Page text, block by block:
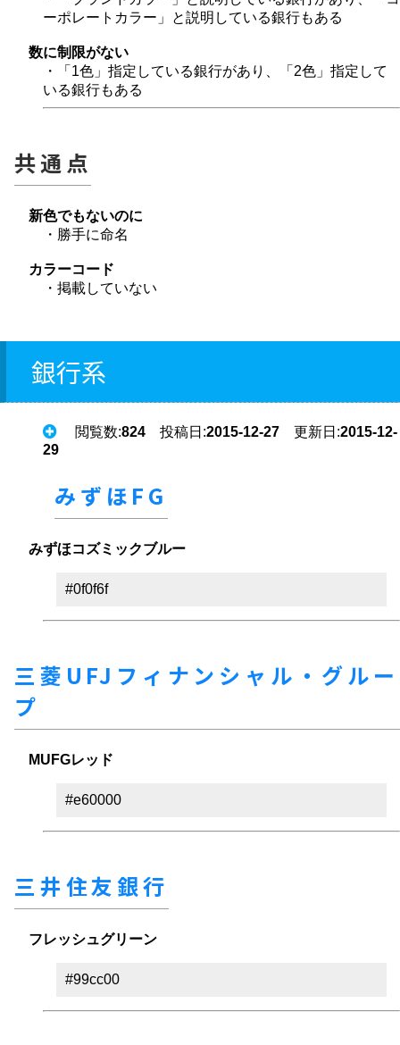
ーポレートカラー」と説明している銀行もある
数に制限がない
・「1色」指定している銀行があり、「2色」指定して
いる銀行もある
共通点
新色でもないのに
・勝手に命名
カラーコード
・掲載していない
銀行系
閲覧数:824 投稿日:2015-12-27 更新日:2015-12-
29
みずほFG
みずほコズミックブルー
#0f0f6f
三菱UFJフィナンシャル・グルー
プ
MUFGレッド
#e60000
三井住友銀行
フレッシュグリーン
#99cc00